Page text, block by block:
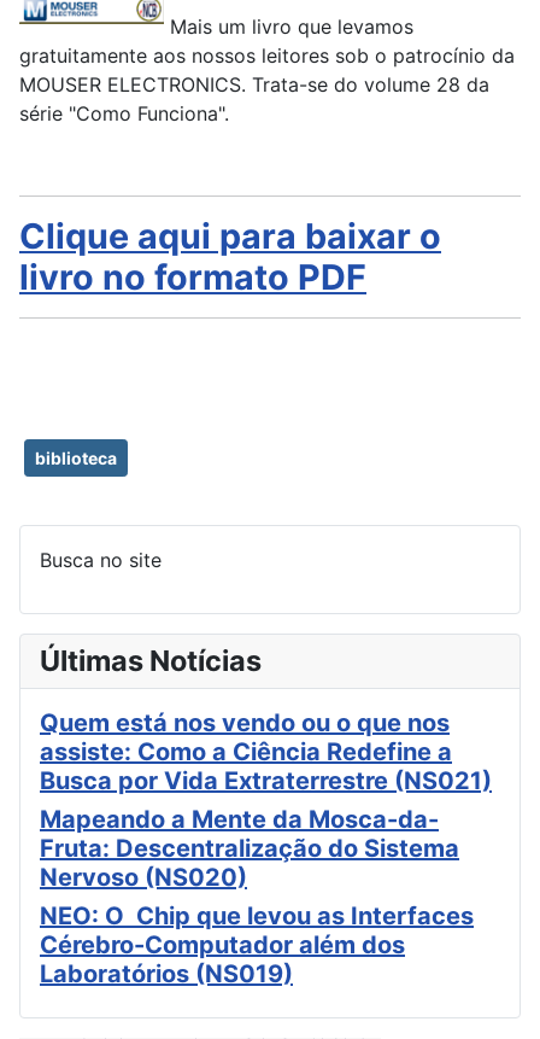
Mais um livro que levamos
gratuitamente aos nossos leitores sob o patrocínio da
MOUSER ELECTRONICS. Trata-se do volume 28 da
série "Como Funciona".
Clique aqui para baixar o
livro no formato PDF
biblioteca
Busca no site
Últimas Notícias
Quem está nos vendo ou o que nos
assiste: Como a Ciência Redefine a
Busca por Vida Extraterrestre (NS021)
Mapeando a Mente da Mosca-da-
Fruta: Descentralização do Sistema
Nervoso (NS020)
NEO: O Chip que levou as Interfaces
Cérebro-Computador além dos
Laboratórios (NS019)